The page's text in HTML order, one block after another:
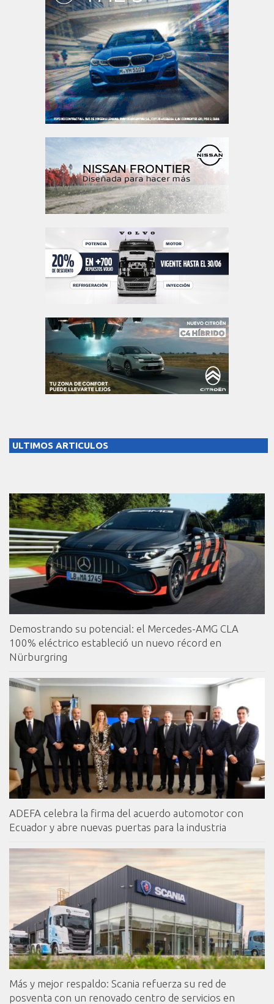
ULTIMOS ARTICULOS
Demostrando su potencial: el Mercedes-AMG CLA
100% eléctrico estableció un nuevo récord en
Nürburgring
ADEFA celebra la firma del acuerdo automotor con
Ecuador y abre nuevas puertas para la industria
Más y mejor respaldo: Scania refuerza su red de
posventa con un renovado centro de servicios en